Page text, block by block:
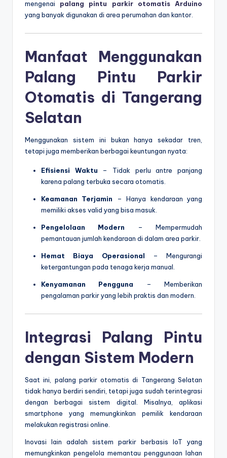
mengenai palang pintu parkir otomatis Arduino
yang banyak digunakan di area perumahan dan kantor.
Manfaat Menggunakan
Palang Pintu Parkir
Otomatis di Tangerang
Selatan
Menggunakan sistem ini bukan hanya sekadar tren,
tetapi juga memberikan berbagai keuntungan nyata:
Efisiensi Waktu – Tidak perlu antre panjang
karena palang terbuka secara otomatis.
Keamanan Terjamin – Hanya kendaraan yang
memiliki akses valid yang bisa masuk.
Pengelolaan Modern – Mempermudah
pemantauan jumlah kendaraan di dalam area parkir.
Hemat Biaya Operasional – Mengurangi
ketergantungan pada tenaga kerja manual.
Kenyamanan Pengguna – Memberikan
pengalaman parkir yang lebih praktis dan modern.
Integrasi Palang Pintu
dengan Sistem Modern
Saat ini, palang parkir otomatis di Tangerang Selatan
tidak hanya berdiri sendiri, tetapi juga sudah terintegrasi
dengan berbagai sistem digital. Misalnya, aplikasi
smartphone yang memungkinkan pemilik kendaraan
melakukan registrasi online.
Inovasi lain adalah sistem parkir berbasis IoT yang
memungkinkan pengelola memantau penggunaan lahan